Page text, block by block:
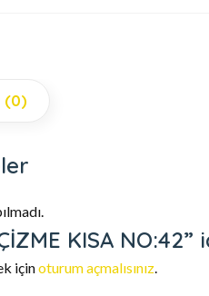
(0)
ÇİZME KISA
içinoturum açmalısınız.